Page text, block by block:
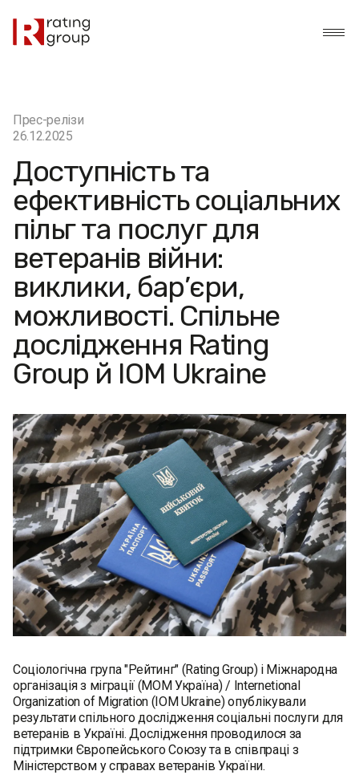
Прес-релізи
26.12.2025
Доступність та
ефективність соціальних
пільг та послуг для
ветеранів війни:
виклики, бар’єри,
можливості. Спільне
дослідження Rating
Group й IOM Ukraine
Соціологічна група "Рейтинг" (Rating Group) і Міжнародна
організація з міграції (МОМ Україна) / Internetional
Organization of Migration (IOM Ukraine) опублікували
результати спільного дослідження соціальні послуги для
ветеранів в Україні. Дослідження проводилося за
підтримки Європейського Союзу та в співпраці з
Міністерством у справах ветеранів України.